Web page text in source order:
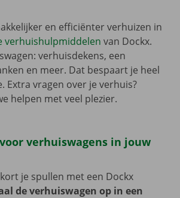
en efficiënter verhuizen in
verhuishulpmiddelen van Dockx.
verhuisdekens, een
en meer. Dat bespaart je heel
Extra vragen over je verhuis?
helpen met veel plezier.
verhuiswagens in jouw
je spullen met een Dockx
de verhuiswagen op in een